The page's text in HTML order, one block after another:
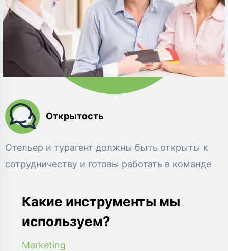
Открытость
Отельер и турагент должны быть открыты к
сотрудничеству и готовы работать в команде
Какие инструменты мы
используем?
Marketing